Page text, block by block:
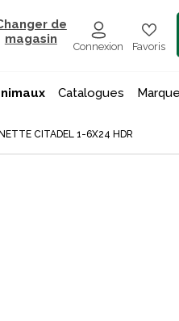
de
magasin
Connexion Favoris
Catalogues
CITADEL 1-6X24 HDR